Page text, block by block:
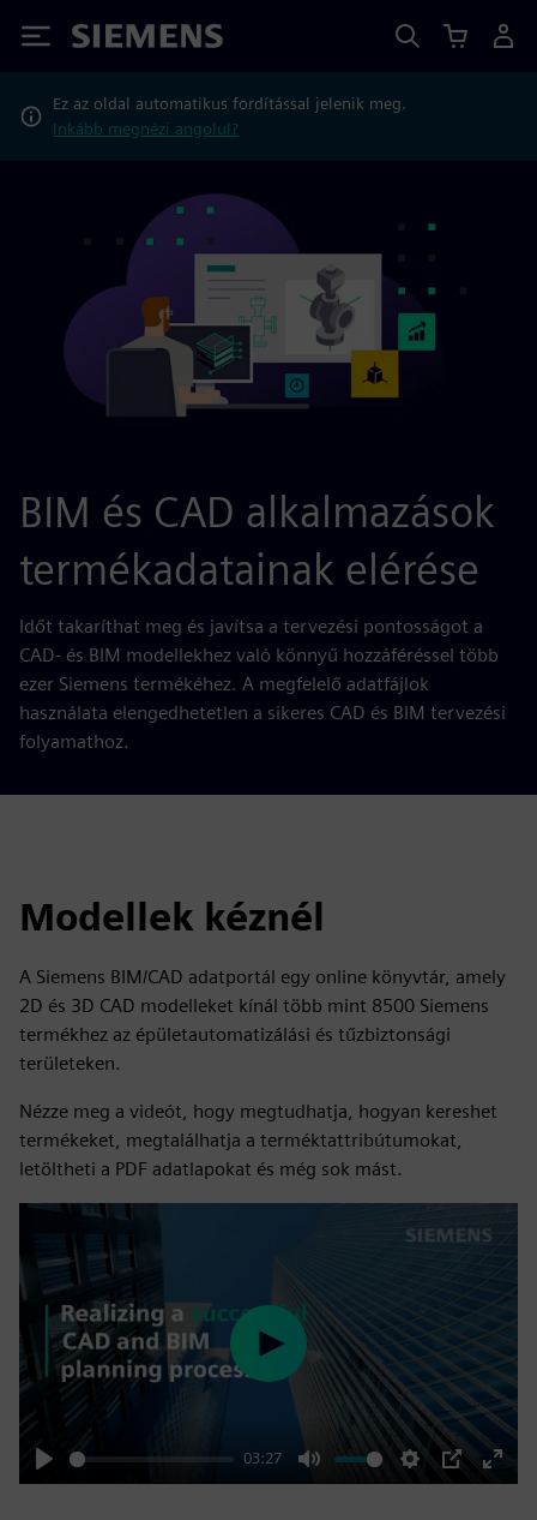
Siemens
Ez az oldal automatikus fordítással jelenik meg.
Inkább megnézi angolul?
BIM és CAD alkalmazások
termékadatainak elérése
Időt takaríthat meg és javítsa a tervezési pontosságot a
CAD- és BIM modellekhez való könnyű hozzáféréssel több
ezer Siemens termékéhez. A megfelelő adatfájlok
használata elengedhetetlen a sikeres CAD és BIM tervezési
folyamathoz.
Modellek kéznél
A Siemens BIM/CAD adatportál egy online könyvtár, amely
2D és 3D CAD modelleket kínál több mint 8500 Siemens
termékhez az épületautomatizálási és tűzbiztonsági
területeken.
Nézze meg a videót, hogy megtudhatja, hogyan kereshet
termékeket, megtalálhatja a terméktattribútumokat,
letöltheti a PDF adatlapokat és még sok mást.
Play
03:27
Mute Settings
PIP
Enter
Play